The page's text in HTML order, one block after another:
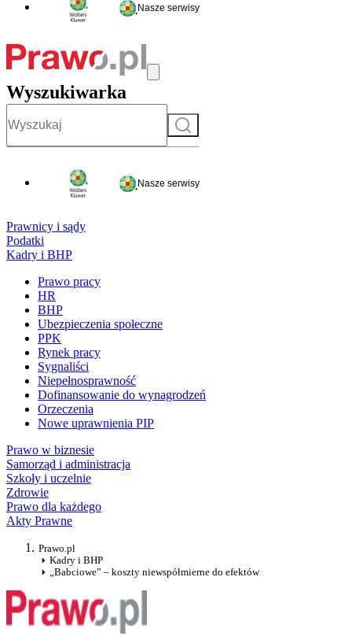
Nasze serwisy
Wyszukiwarka
Szukaj
Nasze serwisy
Prawnicy i sądy
Podatki
Kadry i BHP
Prawo pracy
HR
BHP
Ubezpieczenia społeczne
PPK
Rynek pracy
Sygnaliści
Niepełnosprawność
Dofinansowanie do wynagrodzeń
Orzeczenia
Nowe uprawnienia PIP
Prawo w biznesie
Samorząd i administracja
Szkoły i uczelnie
Zdrowie
Prawo dla każdego
Akty Prawne
Prawo.pl
Kadry i BHP
„Babciowe” – koszty niewspółmierne do efektów